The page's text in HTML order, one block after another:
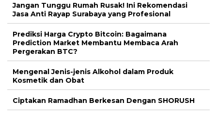
Jangan Tunggu Rumah Rusak! Ini Rekomendasi
Jasa Anti Rayap Surabaya yang Profesional
Prediksi Harga Crypto Bitcoin: Bagaimana
Prediction Market Membantu Membaca Arah
Pergerakan BTC?
Mengenal Jenis-jenis Alkohol dalam Produk
Kosmetik dan Obat
Ciptakan Ramadhan Berkesan Dengan SHORUSH